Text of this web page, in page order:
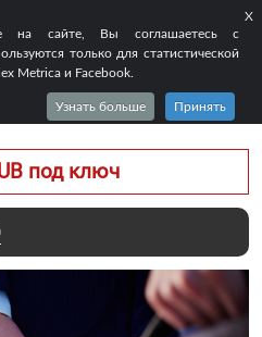
X
на сайте, Вы соглашаетесь с
только для статистической
Metrica и Facebook.
Узнать больше Принять
В
В 2026
под ключ